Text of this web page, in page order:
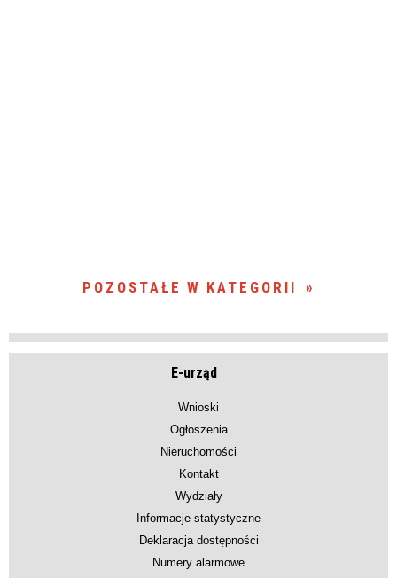
POZOSTAŁE W KATEGORII
E-urząd
Wnioski
Ogłoszenia
Nieruchomości
Kontakt
Wydziały
Informacje statystyczne
Deklaracja dostępności
Numery alarmowe